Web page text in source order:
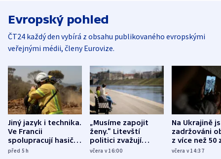
Evropský pohled
ČT24 každý den vybírá z obsahu publikovaného evropskými
veřejnými médii, členy Eurovize.
Jiný jazyk i technika.
Ve Francii
spolupracují hasiči z
různých zemí
před 5h
„Musíme zapojit
ženy.“ Litevští
politici zvažují
dohodu o
včera v 16:00
Na Ukrajině
zadržováni
z více než 50
Bojovali na
včera v 14:37